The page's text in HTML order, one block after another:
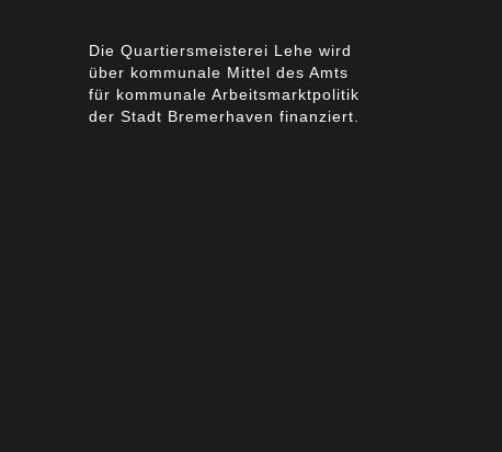
Die Quartiersmeisterei Lehe wird
über kommunale Mittel des Amts
für kommunale Arbeitsmarktpolitik
der Stadt Bremerhaven finanziert.